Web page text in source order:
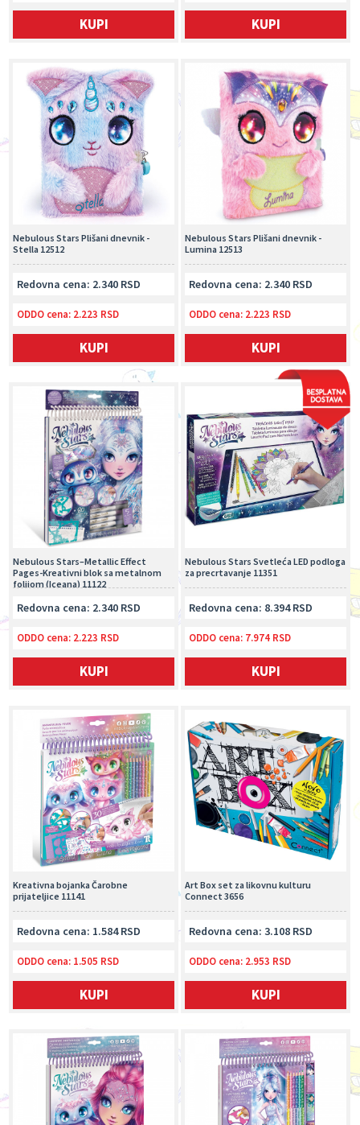
KUPI
KUPI
Nebulous Stars Plišani dnevnik -
Lumina 12513
Redovna cena: 2.340 RSD
ODDO cena: 2.223 RSD
KUPI
Nebulous Stars Plišani dnevnik -
Stella 12512
Redovna cena: 2.340 RSD
ODDO cena: 2.223 RSD
KUPI
Nebulous Stars Svetleća LED podloga
za precrtavanje 11351
Redovna cena: 8.394 RSD
ODDO cena: 7.974 RSD
KUPI
Nebulous Stars–Metallic Effect
Pages-Kreativni blok sa metalnom
folijom (Iceana) 11122
Redovna cena: 2.340 RSD
ODDO cena: 2.223 RSD
KUPI
Art Box set za likovnu kulturu
Connect 3656
Redovna cena: 3.108 RSD
ODDO cena: 2.953 RSD
KUPI
Kreativna bojanka Čarobne
prijateljice 11141
Redovna cena: 1.584 RSD
ODDO cena: 1.505 RSD
KUPI